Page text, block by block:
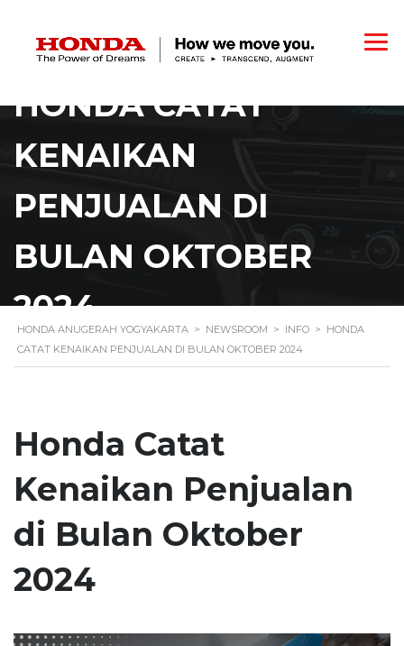
HONDA CATAT
KENAIKAN
PENJUALAN DI
BULAN OKTOBER
2024
HONDA ANUGERAH YOGYAKARTA > NEWSROOM > INFO > HONDA
CATAT KENAIKAN PENJUALAN DI BULAN OKTOBER 2024
Honda Catat
Kenaikan Penjualan
di Bulan Oktober
2024